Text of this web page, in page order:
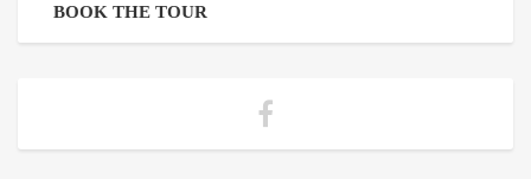
BOOK THE TOUR